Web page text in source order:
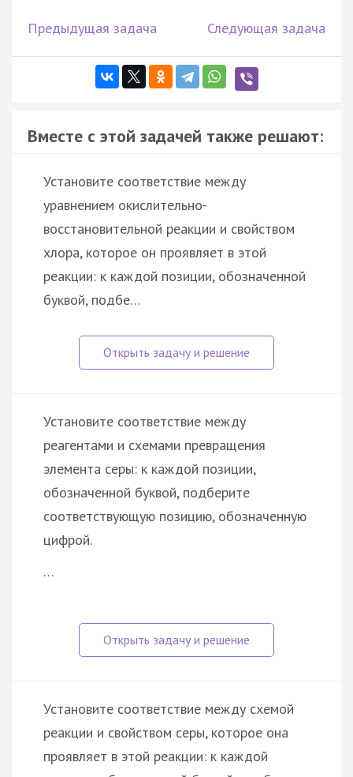
Предыдущая задача Следующая задача
Вместе с этой задачей также решают:
Установите соответствие между
уравнением окислительно-
восстановительной реакции и свойством
хлора, которое он проявляет в этой
реакции: к каждой позиции, обозначенной
буквой, подбе…
Установите соответствие между
реагентами и схемами превращения
элемента серы: к каждой позиции,
обозначенной буквой, подберите
соответствующую позицию, обозначенную
цифрой.
…
Установите соответствие между схемой
реакции и свойством серы, которое она
проявляет в этой реакции: к каждой